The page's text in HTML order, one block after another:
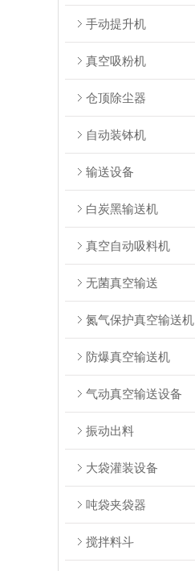
手动提升机
真空吸粉机
仓顶除尘器
自动装钵机
输送设备
白炭黑输送机
真空自动吸料机
无菌真空输送
氮气保护真空输送机
防爆真空输送机
气动真空输送设备
振动出料
大袋灌装设备
吨袋夹袋器
搅拌料斗